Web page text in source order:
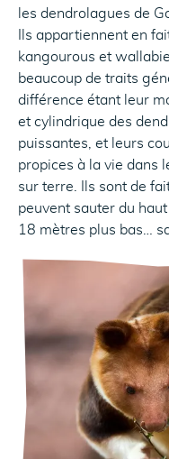
les dendrolagues de
Ils appartiennent en
kangourous et
beaucoup de traits
différence étant leur
et cylindrique des
puissantes, et leurs
propices à la vie dans
sur terre. Ils sont de
peuvent sauter du
18 mètres plus bas…